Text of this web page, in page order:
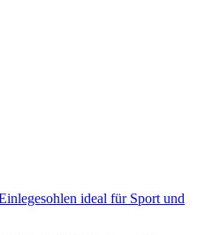
ideal für Sport und